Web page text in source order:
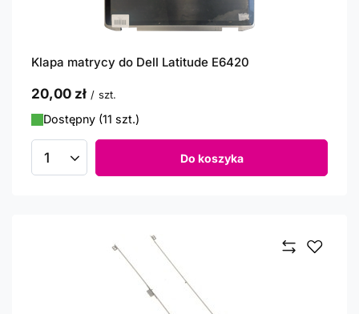
Klapa matrycy do Dell Latitude E6420
20,00 zł / szt.
Dostępny (11 szt.)
Ilość produktów Do koszyka